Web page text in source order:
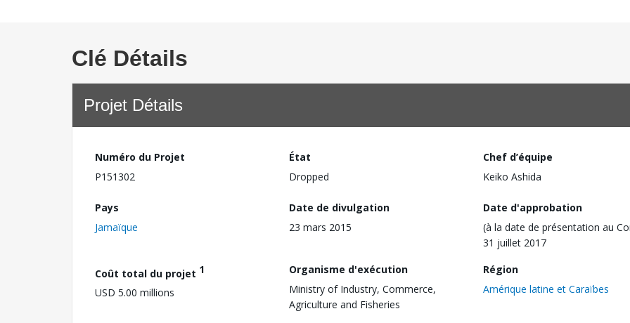
Clé Détails
Projet Détails
Numéro du Projet
P151302
État
Dropped
Chef d’équipe
Keiko Ashida
Pays
Jamaïque
Date de divulgation
23 mars 2015
Date d'approbation
(à la date de présentation au
31 juillet 2017
Coût total du projet 1
USD 5.00 millions
Organisme d'exécution
Ministry of Industry, Commerce,
Agriculture and Fisheries
Région
Amérique latine et Caraïbes